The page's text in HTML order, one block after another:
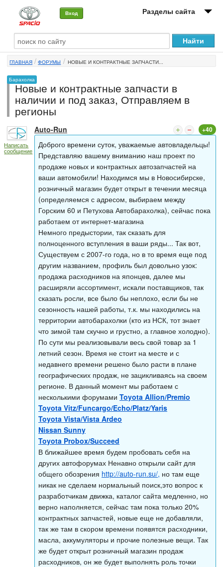
Вход Разделы сайта
О машине
Автоклуб
Форумы
Сервисы и услуги
Новости
ГЛАВНАЯ ФОРУМЫ НОВЫЕ И КОНТРАКТНЫЕ ЗАПЧАСТИ...
Барахолка
Новые и контрактные запчасти в
наличии и под заказ, Отправляем в
регионы
Написать
сообщение
Auto-Run +40
Доброго времени суток, уважаемые автовладельцы!
Представляю вашему вниманию наш проект по
продаже новых и контрактных автозапчастей на
ваши автомобили! Находимся мы в Новосибирске,
розничный магазин будет открыт в течении месяца
(определяемся с адресом, выбираем между
Горским 60 и Петухова Автобарахолка), сейчас пока
работаем от интернет-магазина
Немного предыстории, так сказать для
полноценного вступления в ваши ряды... Так вот,
Существуем с 2007-го года, но в то время еще под
другим названием, профиль был довольно узок:
продажа расходников на японцев, далее мы
расширяли ассортимент, искали поставщиков, так
сказать росли, все было бы неплохо, если бы не
сезонность нашей работы, т.к. мы находились на
территории автобарахолки (кто из НСК, тот знает
что зимой там скучно и грустно, а главное холодно).
По сути мы реализовывали весь свой товар за 1
летний сезон. Время не стоит на месте и с
недавнего времени решено было расти в плане
географических продаж, не зацикливаясь на своем
регионе. В данный момент мы работаем с
несколькими форумами Toyota Allion/Premio
Toyota Vitz/Funcargo/Echo/Platz/Yaris
Toyota Vista/Vista Ardeo
Nissan Sunny
Toyota Probox/Succeed
В ближайшее время будем пробовать себя на
других автофорумах Ненавно открыли сайт для
общего обозрения http://auto-run.su/, но там еще
никак не сделаем нормальный поиск,это вопрос к
разработчикам движка, каталог сайта медленно, но
верно наполняется, сейчас там пока только 20%
контрактных запчастей, новые еще не добавляли,
так же там в скором времени появятся расходники,
масла, аккумуляторы и прочие полезные вещи. Так
же будет открыт розничный магазин продаж
расходников, он же будет выполнять роль точки